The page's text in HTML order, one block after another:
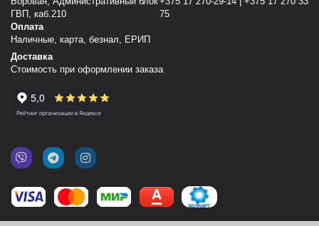
ГВП, каб.210
75
Оплата
Наличные, карта, безнал, ЕРИП
Доставка
Стоимость при оформлении заказа